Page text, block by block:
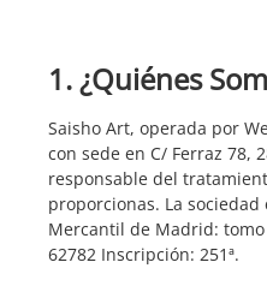
1. ¿Quiénes
Saisho Art, operada por
con sede en C/ Ferraz 78,
responsable del
proporcionas. La
Mercantil de Madrid: tomo
62782 Inscripción: 251ª.